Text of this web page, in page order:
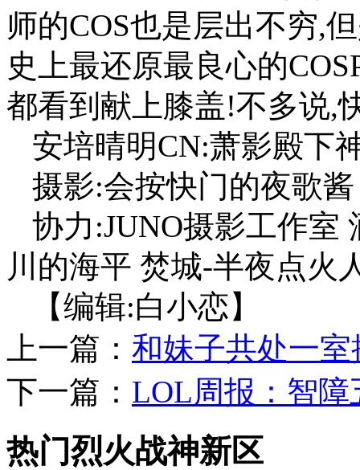
师的COS也是层出不穷,
史上最还原最良心的
都看到献上膝盖!不多说,
安培晴明CN:萧影殿下
摄影:会按快门的夜歌
协力:JUNO摄影工作室
川的海平 焚城-半夜点火
【编辑:白小恋】
上一篇： 和妹子共处一
下一篇： LOL周报：智
热门烈火战神新区